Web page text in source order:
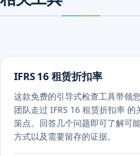
IFRS 16 租赁折扣率
这款免费的引导式检查工具带领
团队走过 IFRS 16 租赁折扣率 的
策点。回答几个问题即可了解可
方式以及需要留存的证据。